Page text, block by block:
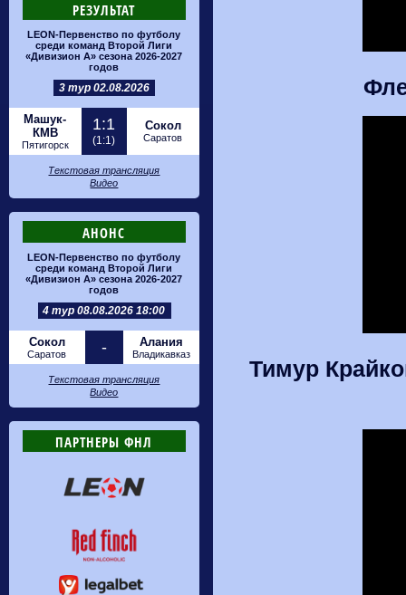
РЕЗУЛЬТАТ
LEON-Первенство по футболу
среди команд Второй Лиги
«Дивизион А» сезона 2026-2027
годов
3 тур 02.08.2026
Машук-
КМВ
Пятигорск
1:1
(1:1)
Сокол
Саратов
Текстовая трансляция
Видео
АНОНС
LEON-Первенство по футболу
среди команд Второй Лиги
«Дивизион А» сезона 2026-2027
годов
4 тур 08.08.2026 18:00
Сокол
Саратов - Алания
Владикавказ
Текстовая трансляция
Видео
ПАРТНЕРЫ ФНЛ
Тимур